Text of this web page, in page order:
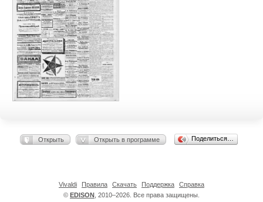
Открыть Открыть в программе Поделиться…
© EDISON , 2010–2026. Все права защищены.
Vivaldi Правила Скачать Поддержка Справка